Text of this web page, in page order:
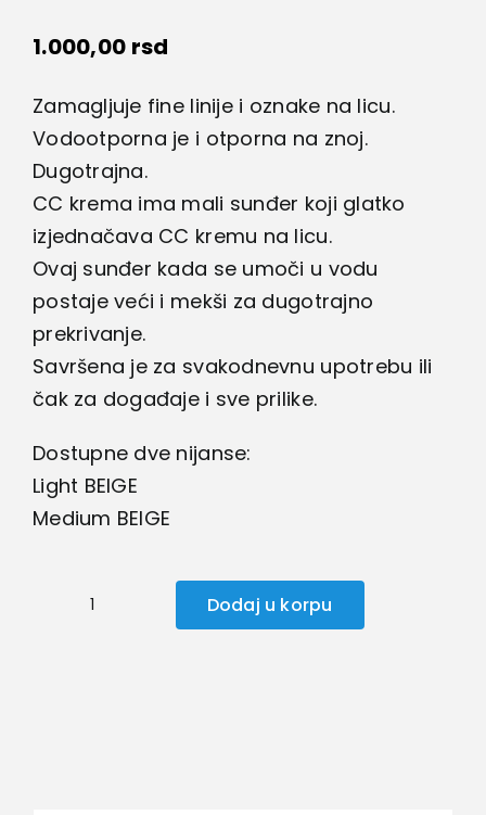
1.000,00 rsd
Zamagljuje fine linije i oznake na licu.
Vodootporna je i otporna na znoj.
Dugotrajna.
CC krema ima mali sunđer koji glatko
izjednačava CC kremu na licu.
Ovaj sunđer kada se umoči u vodu
postaje veći i mekši za dugotrajno
prekrivanje.
Savršena je za svakodnevnu upotrebu ili
čak za događaje i sve prilike.
Dostupne dve nijanse:
Light BEIGE
Medium BEIGE
MUSBALM
Dodaj u korpu